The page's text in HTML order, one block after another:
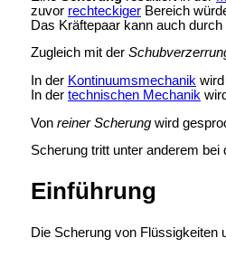
zuvor rechteckigerBereich
Das Kräftepaar kann auch
Zugleich mit der
In der Kontinuumsmechanik
In der technischen Mechanik
Von reiner Scherungwird
Scherung tritt unter anderem bei
Einführung
Die Scherung von Flüssigkeiten